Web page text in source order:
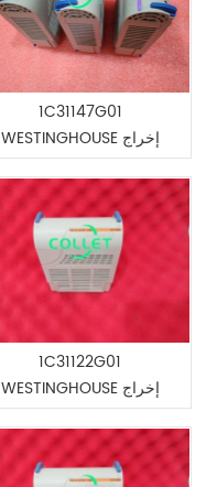
1C31147G01
WESTINGHOUSE إخراج
رقمي 16 قناة
1C31122G01
WESTINGHOUSE إخراج
رقمي 16 قناة